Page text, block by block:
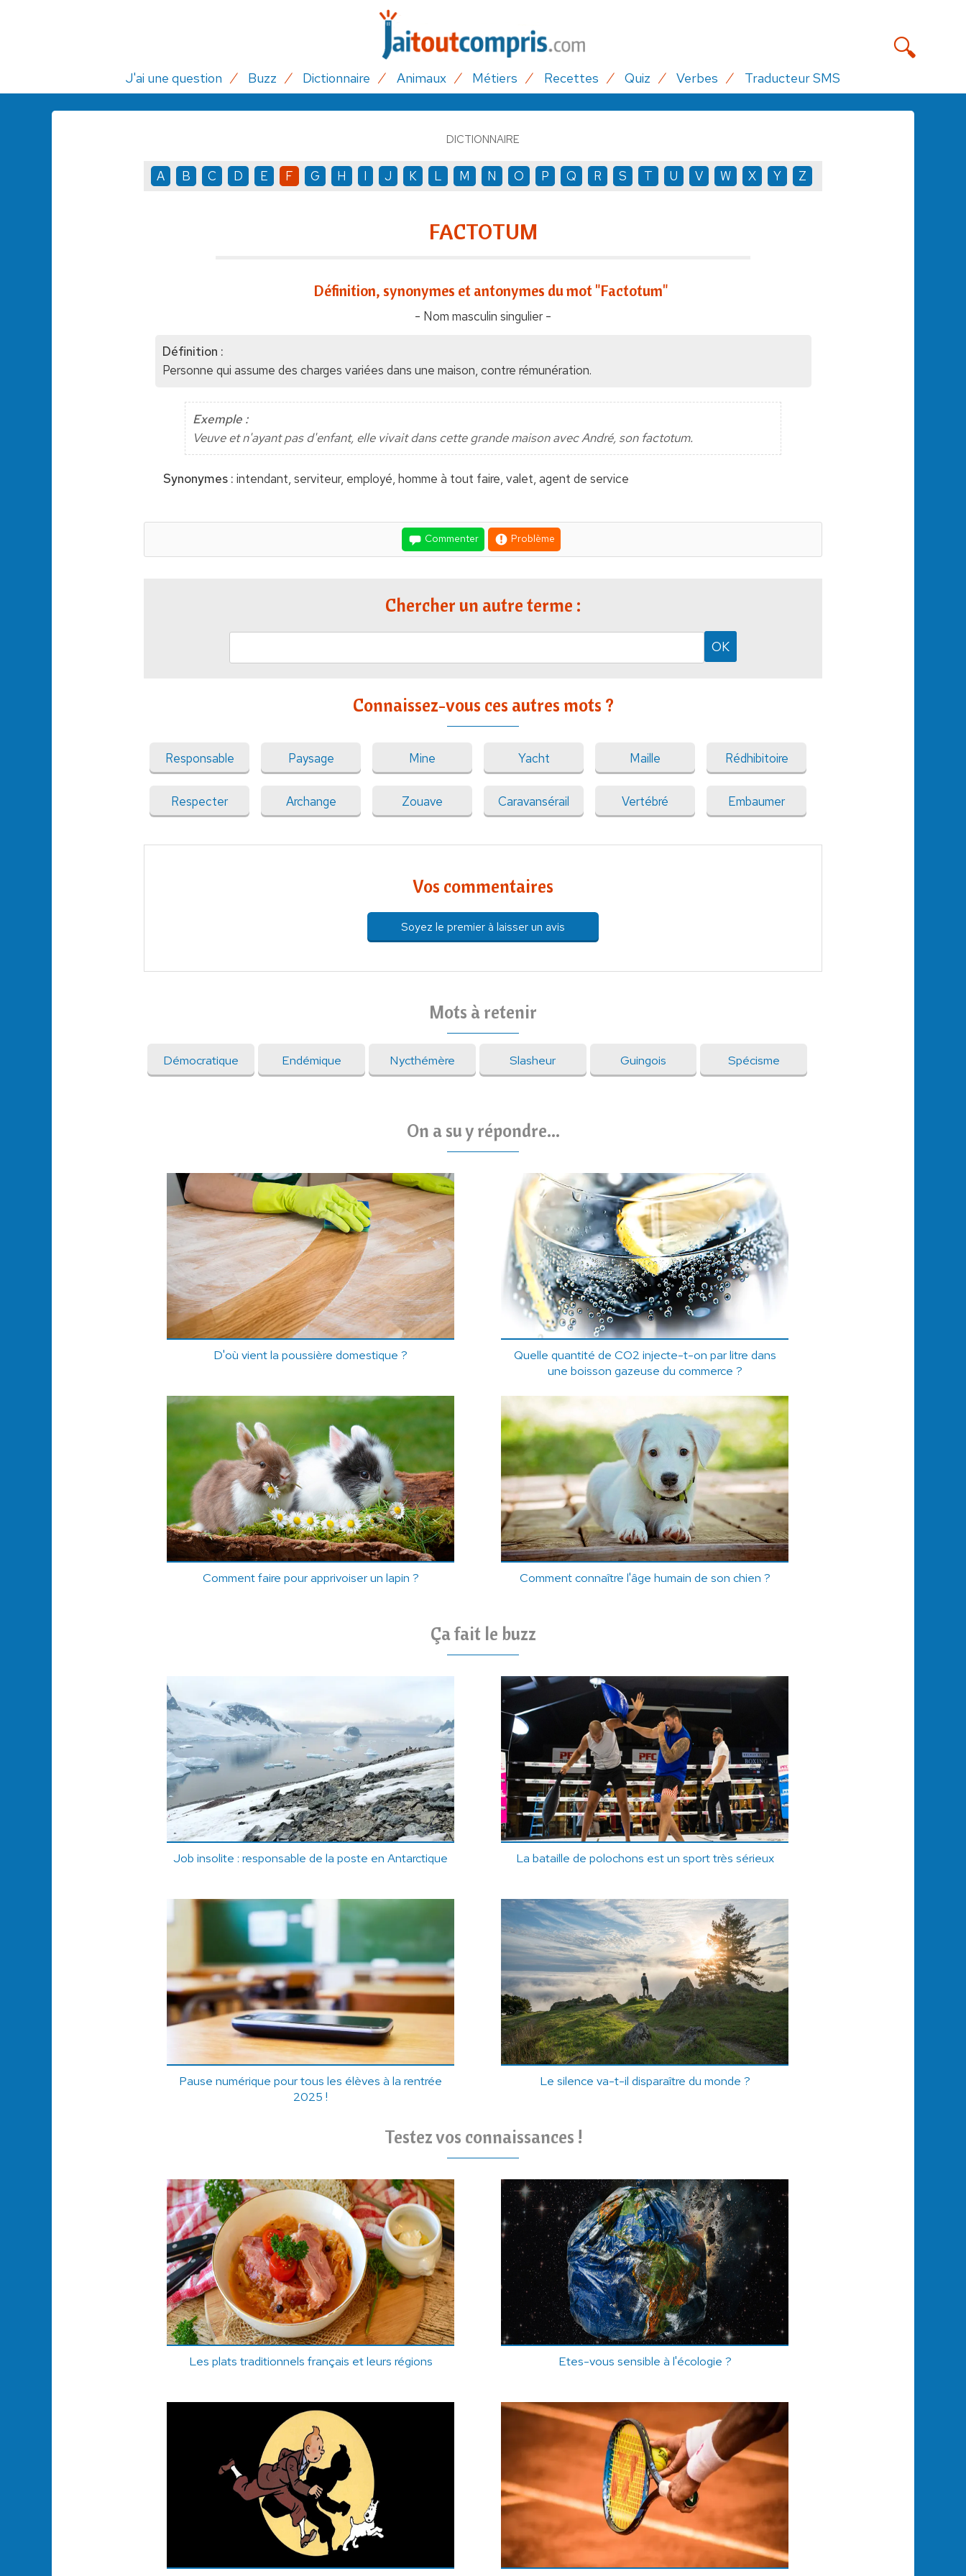
J'ai une question Buzz Dictionnaire Animaux Métiers Recettes Quiz Verbes Traducteur SMS
DICTIONNAIRE
A B C D E F G H I J K L M N O P Q R S T U V W X Y Z
FACTOTUM
Définition, synonymes et antonymes du mot "Factotum"
- Nom masculin singulier -
Définition :
Personne qui assume des charges variées dans une maison, contre rémunération.
Exemple :
Veuve et n'ayant pas d'enfant, elle vivait dans cette grande maison avec André, son factotum.
Synonymes : intendant, serviteur, employé, homme à tout faire, valet, agent de service
Commenter Problème
Chercher un autre terme :
Connaissez-vous ces autres mots ?
Responsable Paysage Mine Yacht Maille Rédhibitoire
Respecter Archange Zouave Caravansérail Vertébré Embaumer
Vos commentaires
Soyez le premier à laisser un avis
Mots à retenir
Démocratique Endémique Nycthémère Slasheur Guingois Spécisme
On a su y répondre...
D'où vient la poussière domestique ?
Quelle quantité de CO2 injecte-t-on par litre dans
une boisson gazeuse du commerce ?
Comment faire pour apprivoiser un lapin ? Comment connaître l'âge humain de son chien ?
Ça fait le buzz
Job insolite : responsable de la poste en Antarctique La bataille de polochons est un sport très sérieux
Pause numérique pour tous les élèves à la rentrée
2025 !
Le silence va-t-il disparaître du monde ?
Testez vos connaissances !
Les plats traditionnels français et leurs régions Etes-vous sensible à l'écologie ?